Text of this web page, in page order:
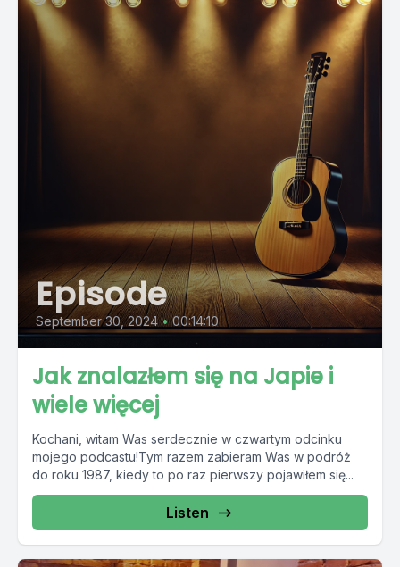
Episode
September 30, 2024 • 00:14:10
Jak znalazłem się na Japie i
wiele więcej
Kochani, witam Was serdecznie w czwartym odcinku
mojego podcastu!Tym razem zabieram Was w podróż
do roku 1987, kiedy to po raz pierwszy pojawiłem się...
Listen